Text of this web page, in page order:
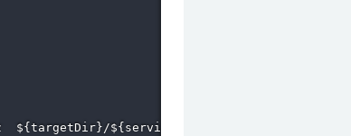
${targetDir}/${serviceName}.tar.gz mkdirs=True"